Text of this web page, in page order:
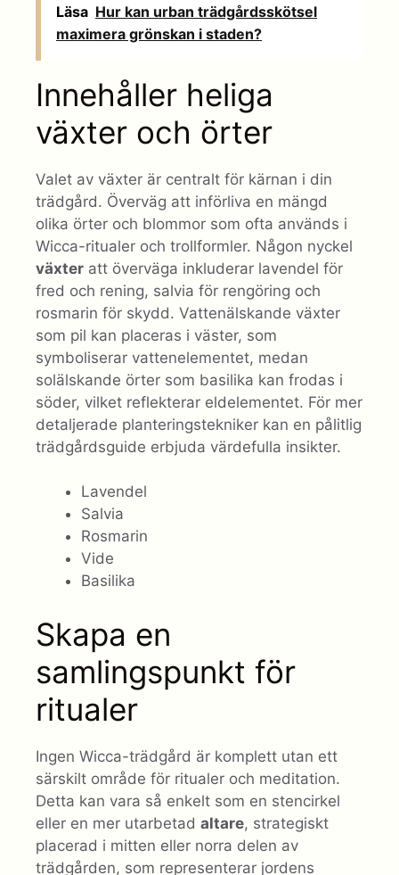
Läsa Hur kan urban trädgårdsskötsel
maximera grönskan i staden?
Innehåller heliga
växter och örter
Valet av växter är centralt för kärnan i din
trädgård. Överväg att införliva en mängd
olika örter och blommor som ofta används i
Wicca-ritualer och trollformler. Någon nyckel
växter att överväga inkluderar lavendel för
fred och rening, salvia för rengöring och
rosmarin för skydd. Vattenälskande växter
som pil kan placeras i väster, som
symboliserar vattenelementet, medan
solälskande örter som basilika kan frodas i
söder, vilket reflekterar eldelementet. För mer
detaljerade planteringstekniker kan en pålitlig
trädgårdsguide erbjuda värdefulla insikter.
Lavendel
Salvia
Rosmarin
Vide
Basilika
Skapa en
samlingspunkt för
ritualer
Ingen Wicca-trädgård är komplett utan ett
särskilt område för ritualer och meditation.
Detta kan vara så enkelt som en stencirkel
eller en mer utarbetad altare, strategiskt
placerad i mitten eller norra delen av
trädgården, som representerar jordens